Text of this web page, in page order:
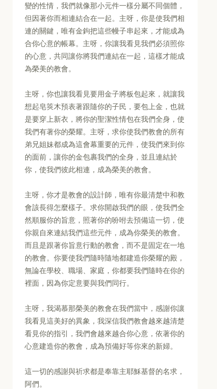
變的性情，我們就像那小元件一樣分屬不同個體，
但因著你而相連結合在一起。主呀，你是使我們相
連的關鍵，唯有金鉤把這些幔子串起來，才能成為
合你心意的帳幕。主呀，你讓我看見我們必須照你
的心意，共同讓你將我們連結在一起，這樣才能成
為榮美的教會。
主呀，你也讓我看見要用金子將板包起來，就讓我
想起皂筴木預表著跟隨你的子民，要包上金，也就
是要穿上新衣，將你的聖潔性情包在我們全身，使
我們有著你的榮耀。主呀，求你使我們教會的所有
弟兄姐妹都成為這會幕重要的元件，使我們來到你
的面前，讓你的金包裹我們的全身，並且連結於
你，使我們彼此相連，成為榮美的教會。
主呀，你才是教會的設計師，唯有你最清楚中和教
會該長得怎麼樣子。求你開啟我們的眼，使我們全
然順服你的旨意，照著你的吩咐去預備這一切，使
你親自來連結我們這些元件，成為你榮美的教會。
而且是跟著你旨意行動的教會，而不是固定在一地
的教會。你要使我們隨時隨地都建造你榮耀的殿，
無論在學校、職場、家庭，你都要我們隨時在你的
裡面，因為你定意要與我們同行。
主呀，我渴慕那榮美的教會在我們當中，感謝你讓
我看見這美好的異象，我深信我們教會越來越清楚
看見你的指引，我們會越來越合你心意，依著你的
心意建造你的教會，成為預備好等你來的新婦。
這一切的感謝與祈求都是奉靠主耶穌基督的名求，
阿們。